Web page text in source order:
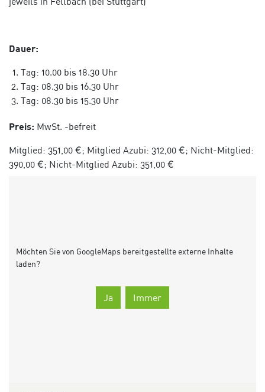
Dauer:
Tag: 10.00 bis 18.30 Uhr
Tag: 08.30 bis 16.30 Uhr
Tag: 08.30 bis 15.30 Uhr
Preis: MwSt. -befreit
Mitglied: 351,00 €; Mitglied Azubi: 312,00 €; Nicht-Mitglied:
390,00 €; Nicht-Mitglied Azubi: 351,00 €
Möchten Sie von GoogleMaps bereitgestellte externe Inhalte
laden?
Ja Immer